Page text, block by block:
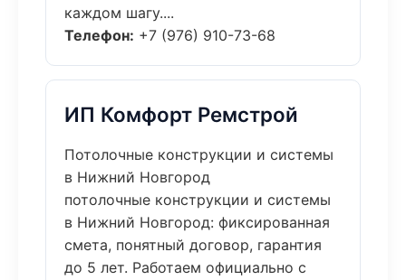
каждом шагу....
Телефон: +7 (976) 910-73-68
ИП Комфорт Ремстрой
Потолочные конструкции и системы
в Нижний Новгород
потолочные конструкции и системы
в Нижний Новгород: фиксированная
смета, понятный договор, гарантия
до 5 лет. Работаем официально с